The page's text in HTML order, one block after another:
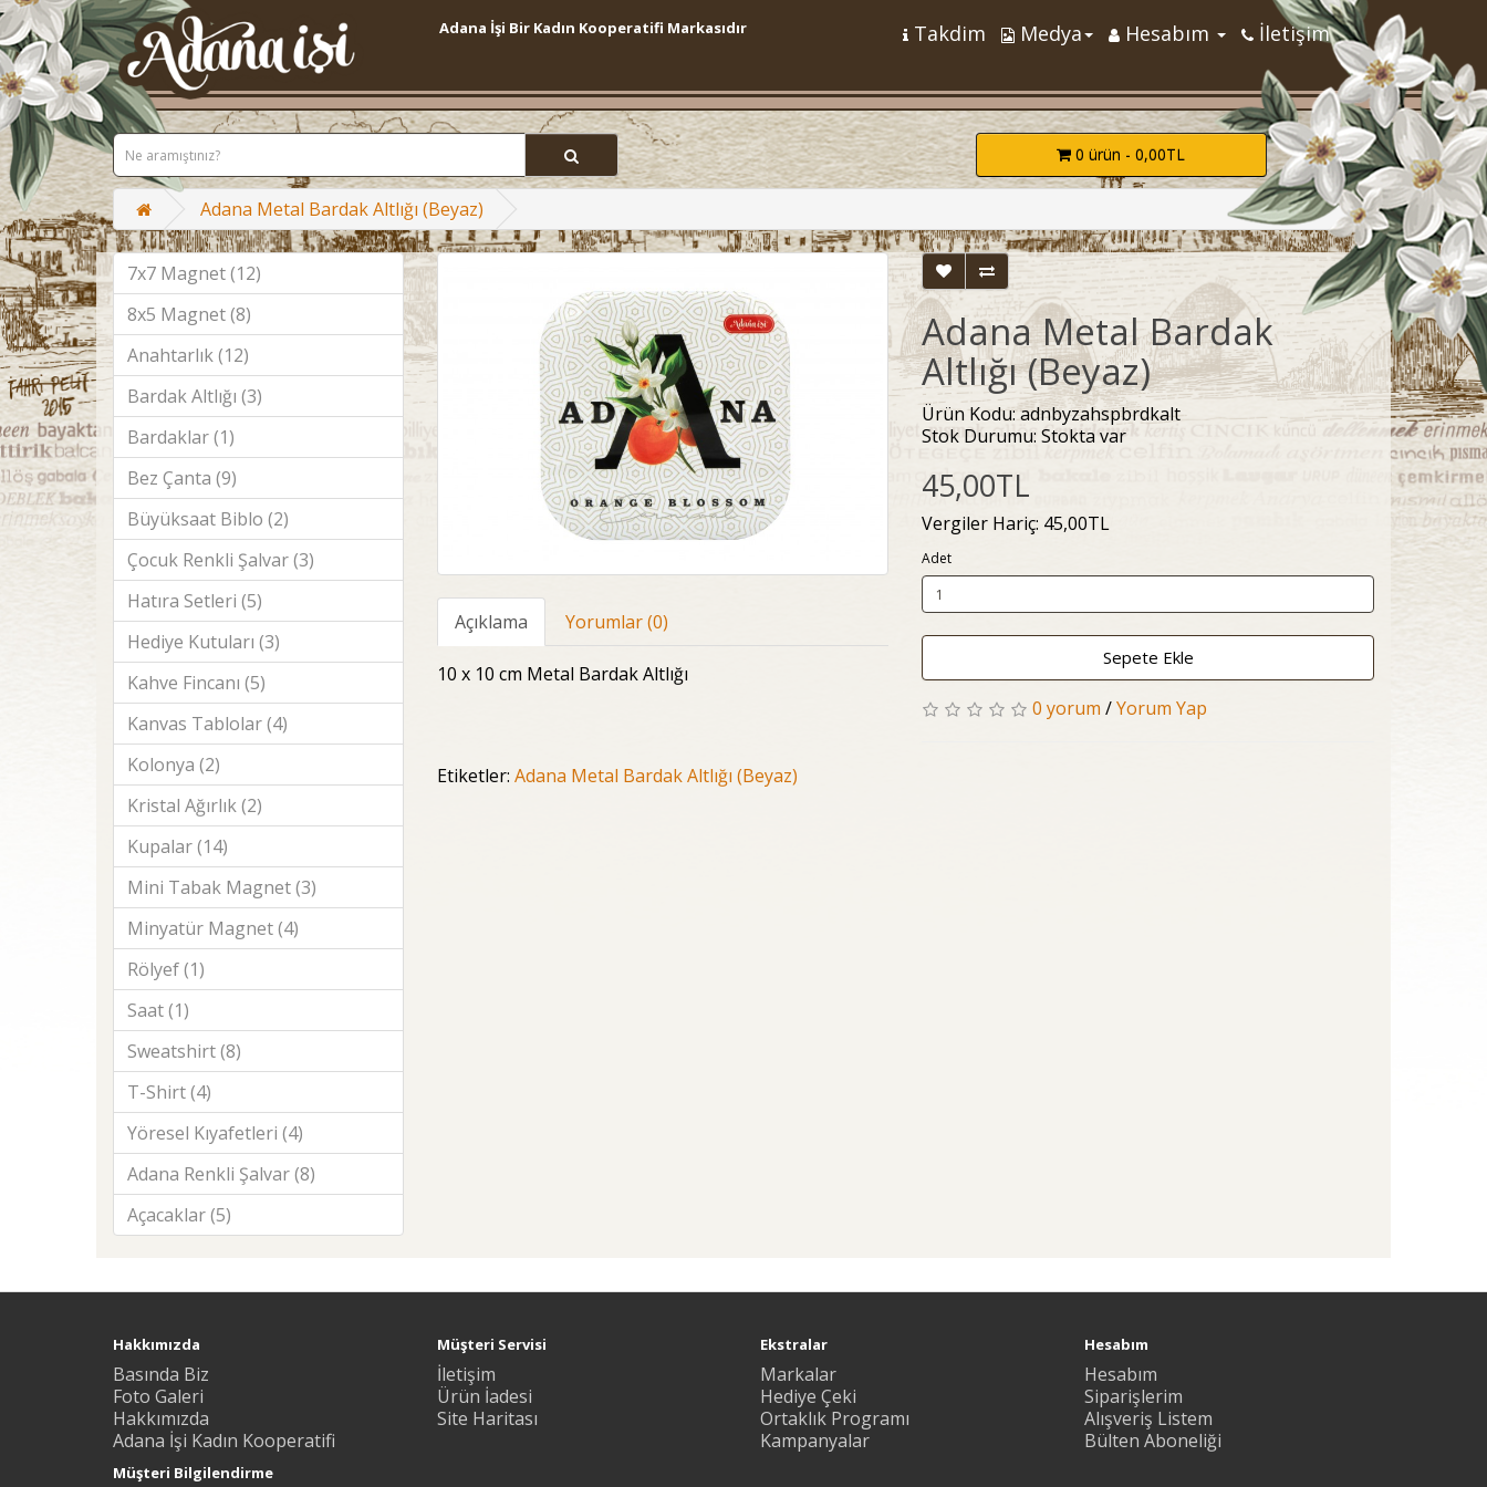
Adana İşi Bir Kadın Kooperatifi Markasıdır Takdim Medya Hesabım İletişim
0 ürün - 0,00TL
Adana Metal Bardak Altlığı (Beyaz)
7x7 Magnet (12)
8x5 Magnet (8)
Anahtarlık (12)
Bardak Altlığı (3)
Bardaklar (1)
Bez Çanta (9)
Büyüksaat Biblo (2)
Çocuk Renkli Şalvar (3)
Hatıra Setleri (5)
Hediye Kutuları (3)
Kahve Fincanı (5)
Kanvas Tablolar (4)
Kolonya (2)
Kristal Ağırlık (2)
Kupalar (14)
Mini Tabak Magnet (3)
Minyatür Magnet (4)
Rölyef (1)
Saat (1)
Sweatshirt (8)
T-Shirt (4)
Yöresel Kıyafetleri (4)
Adana Renkli Şalvar (8)
Açacaklar (5)
Açıklama Yorumlar (0)
10 x 10 cm Metal Bardak Altlığı
Adana Metal Bardak
Altlığı (Beyaz)
Ürün Kodu: adnbyzahspbrdkalt
Stok Durumu: Stokta var
45,00TL
Vergiler Hariç: 45,00TL
Adet
Sepete Ekle
0 yorum /Yorum Yap
Etiketler: Adana Metal Bardak Altlığı (Beyaz)
Hakkımızda
Basında Biz
Foto Galeri
Hakkımızda
Adana İşi Kadın Kooperatifi
Müşteri Bilgilendirme
Müşteri Servisi
İletişim
Ürün İadesi
Site Haritası
Ekstralar
Markalar
Hediye Çeki
Ortaklık Programı
Kampanyalar
Hesabım
Hesabım
Siparişlerim
Alışveriş Listem
Bülten Aboneliği